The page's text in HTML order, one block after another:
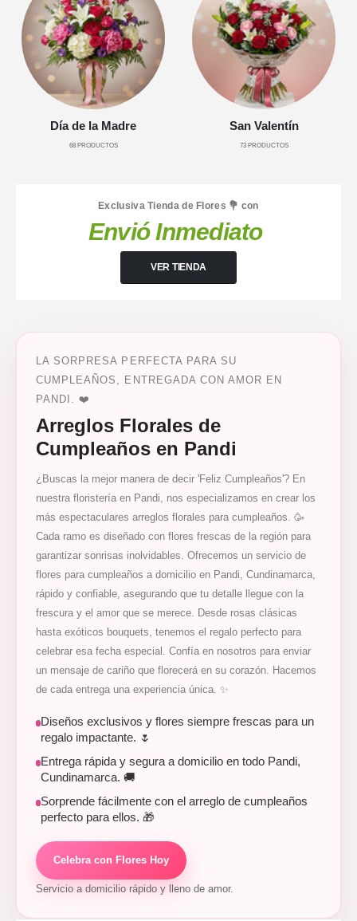
Día de la Madre
68PRODUCTOS
San Valentín
73PRODUCTOS
Exclusiva Tienda de Flores 💐 con
Envió Inmediato
VER TIENDA
LA SORPRESA PERFECTA PARA SU
CUMPLEAÑOS, ENTREGADA CON AMOR EN
PANDI. ❤️
Arreglos Florales de
Cumpleaños en Pandi
¿Buscas la mejor manera de decir 'Feliz Cumpleaños'? En
nuestra floristería en Pandi, nos especializamos en crear los
más espectaculares arreglos florales para cumpleaños. 🥳
Cada ramo es diseñado con flores frescas de la región para
garantizar sonrisas inolvidables. Ofrecemos un servicio de
flores para cumpleaños a domicilio en Pandi, Cundinamarca,
rápido y confiable, asegurando que tu detalle llegue con la
frescura y el amor que se merece. Desde rosas clásicas
hasta exóticos bouquets, tenemos el regalo perfecto para
celebrar esa fecha especial. Confía en nosotros para enviar
un mensaje de cariño que florecerá en su corazón. Hacemos
de cada entrega una experiencia única. ✨
Diseños exclusivos y flores siempre frescas para un
regalo impactante. 🌷
Entrega rápida y segura a domicilio en todo Pandi,
Cundinamarca. 🚚
Sorprende fácilmente con el arreglo de cumpleaños
perfecto para ellos. 🎁
Celebra con Flores Hoy
Servicio a domicilio rápido y lleno de amor.